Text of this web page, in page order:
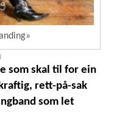
som skal til for ein
rett-på-sak
som let